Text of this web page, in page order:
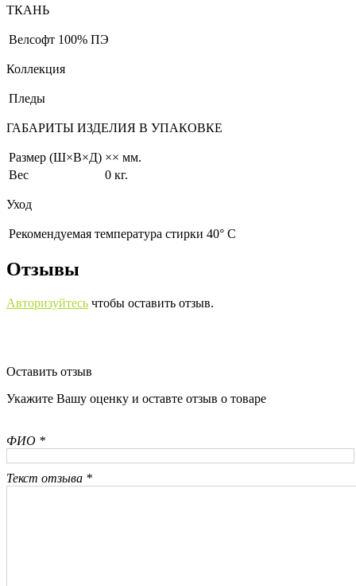
ТКАНЬ
Велсофт 100% ПЭ
Коллекция
Пледы
ГАБАРИТЫ ИЗДЕЛИЯ В УПАКОВКЕ
Размер (Ш×В×Д) ×× мм.
Вес
0 кг.
Уход
Рекомендуемая температура стирки 40° С
Отзывы
Авторизуйтесь чтобы оставить отзыв.
Оставить отзыв
Укажите Вашу оценку и оставте отзыв о товаре
ФИО *
Текст отзыва *